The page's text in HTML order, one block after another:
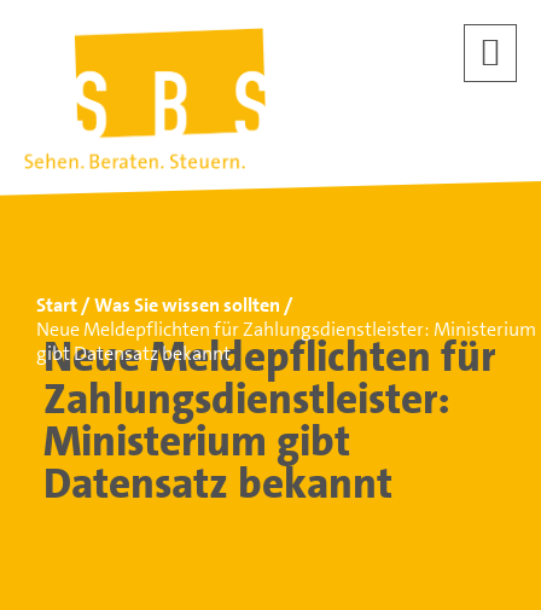
Start
Was Sie wissen sollten
Neue Meldepflichten für Zahlungsdienstleister: Ministerium
gibt Datensatz bekannt
Neue Meldepflichten für
Zahlungsdienstleister:
Ministerium gibt
Datensatz bekannt